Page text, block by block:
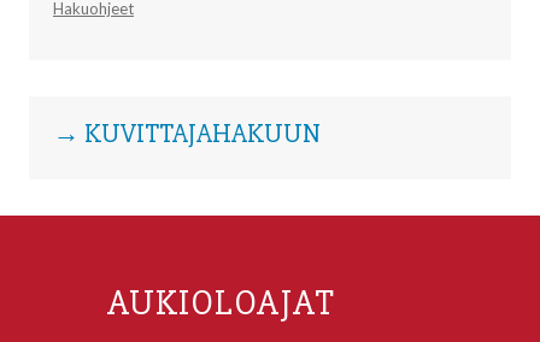
Hakuohjeet
→ KUVITTAJAHAKUUN
AUKIOLOAJAT